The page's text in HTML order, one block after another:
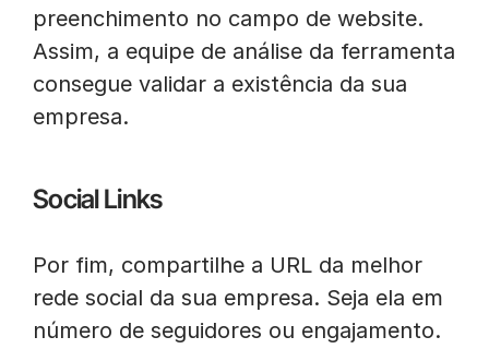
preenchimento no campo de website.
Assim, a equipe de análise da ferramenta
consegue validar a existência da sua
empresa.
Social Links
Por fim, compartilhe a URL da melhor
rede social da sua empresa. Seja ela em
número de seguidores ou engajamento.